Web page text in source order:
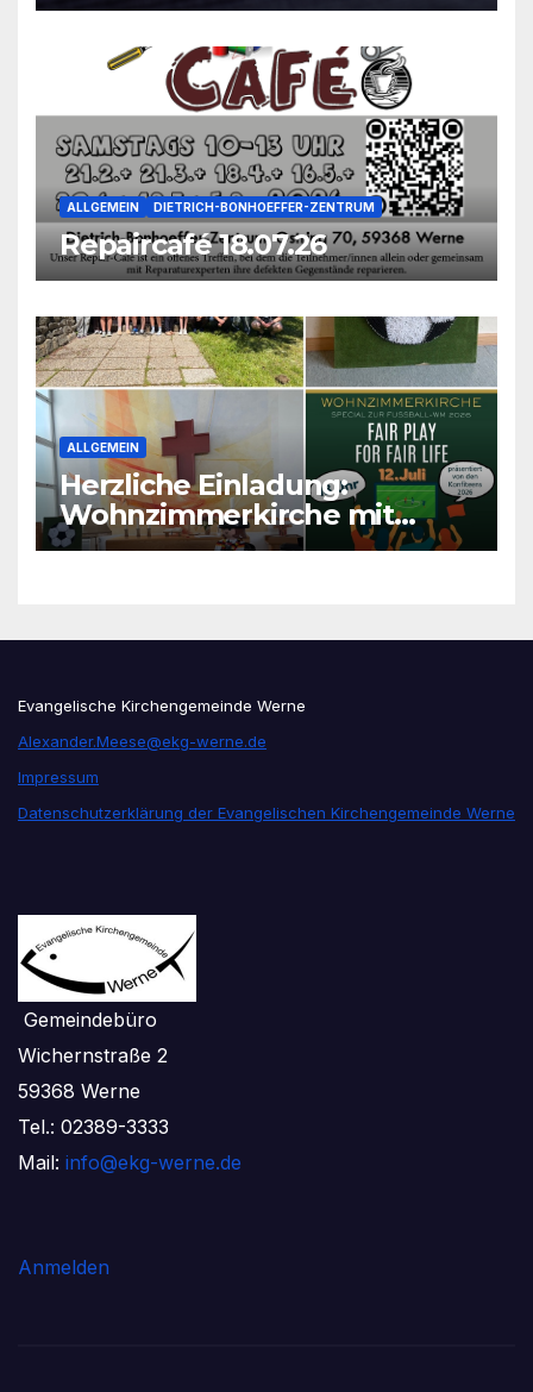
ALLGEMEIN DIETRICH-BONHOEFFER-ZENTRUM
Repaircafé 18.07.26
ALLGEMEIN
Herzliche Einladung:
Wohnzimmerkirche mit
unseren Konfis
Evangelische Kirchengemeinde Werne
Alexander.Meese@ekg-werne.de
Impressum
Datenschutzerklärung der Evangelischen Kirchengemeinde Werne
Gemeindebüro
Wichernstraße 2
59368 Werne
Tel.: 02389-3333
Mail: info@ekg-werne.de
Anmelden